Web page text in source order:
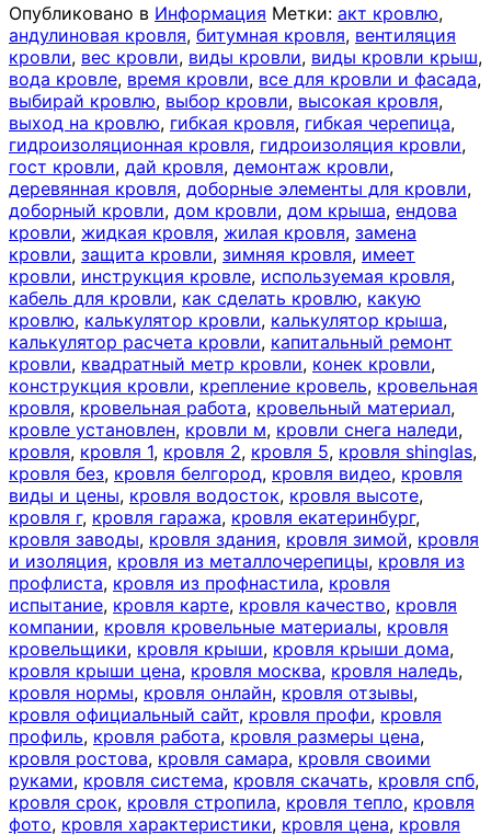
Опубликовано в Информация Метки: акт кровлю,
андулиновая кровля, битумная кровля, вентиляция
кровли, вес кровли, виды кровли, виды кровли крыш,
вода кровле, время кровли, все для кровли и фасада,
выбирай кровлю, выбор кровли, высокая кровля,
выход на кровлю, гибкая кровля, гибкая черепица,
гидроизоляционная кровля, гидроизоляция кровли,
гост кровли, дай кровля, демонтаж кровли,
деревянная кровля, доборные элементы для кровли,
доборный кровли, дом кровли, дом крыша, ендова
кровли, жидкая кровля, жилая кровля, замена
кровли, защита кровли, зимняя кровля, имеет
кровли, инструкция кровле, используемая кровля,
кабель для кровли, как сделать кровлю, какую
кровлю, калькулятор кровли, калькулятор крыша,
калькулятор расчета кровли, капитальный ремонт
кровли, квадратный метр кровли, конек кровли,
конструкция кровли, крепление кровель, кровельная
кровля, кровельная работа, кровельный материал,
кровле установлен, кровли м, кровли снега наледи,
кровля, кровля 1, кровля 2, кровля 5, кровля shinglas,
кровля без, кровля белгород, кровля видео, кровля
виды и цены, кровля водосток, кровля высоте,
кровля г, кровля гаража, кровля екатеринбург,
кровля заводы, кровля здания, кровля зимой, кровля
и изоляция, кровля из металлочерепицы, кровля из
профлиста, кровля из профнастила, кровля
испытание, кровля карте, кровля качество, кровля
компании, кровля кровельные материалы, кровля
кровельщики, кровля крыши, кровля крыши дома,
кровля крыши цена, кровля москва, кровля наледь,
кровля нормы, кровля онлайн, кровля отзывы,
кровля официальный сайт, кровля профи, кровля
профиль, кровля работа, кровля размеры цена,
кровля ростова, кровля самара, кровля своими
руками, кровля система, кровля скачать, кровля спб,
кровля срок, кровля стропила, кровля тепло, кровля
фото, кровля характеристики, кровля цена, кровля